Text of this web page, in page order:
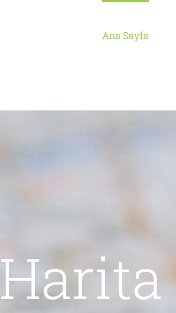
Ana Sayfa
Harita